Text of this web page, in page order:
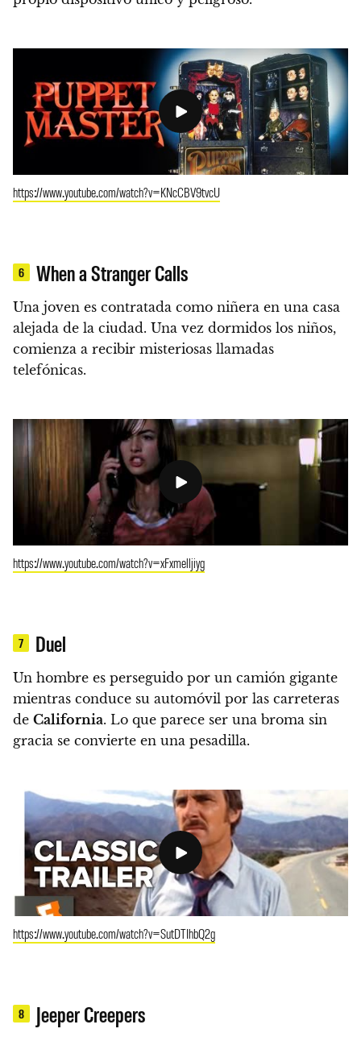
https://www.youtube.com/watch?v=KNcCBV9tvcU
6 When a Stranger Calls
Una joven es contratada como niñera en una casa
alejada de la ciudad. Una vez dormidos los niños,
comienza a recibir misteriosas llamadas
telefónicas.
https://www.youtube.com/watch?v=xFxmelljiyg
7 Duel
Un hombre es perseguido por un camión gigante
mientras conduce su automóvil por las carreteras
de California. Lo que parece ser una broma sin
gracia se convierte en una pesadilla.
https://www.youtube.com/watch?v=SutDTIhbQ2g
8 Jeeper Creepers